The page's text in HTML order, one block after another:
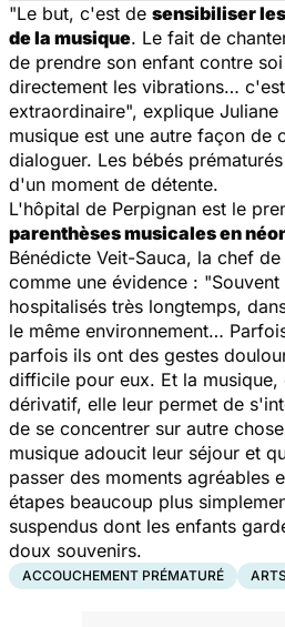
"Le but, c'est de sensibiliser
de la musique. Le fait de
de prendre son enfant contre
directement les vibrations…
extraordinaire", explique Juliane
musique est une autre façon de
dialoguer. Les bébés
d'un moment de détente.
L'hôpital de Perpignan est le
parenthèses musicales en
Bénédicte Veit-Sauca, la chef
comme une évidence : "
hospitalisés très longtemps,
le même environnement…
parfois ils ont des gestes
difficile pour eux. Et la
dérivatif, elle leur permet de
de se concentrer sur autre
musique adoucit leur séjour et
passer des moments agréables
étapes beaucoup plus
suspendus dont les enfants
doux souvenirs.
ACCOUCHEMENT PRÉMATURÉ